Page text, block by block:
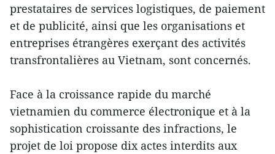
prestataires de services logistiques, de paiement
et de publicité, ainsi que les organisations et
entreprises étrangères exerçant des activités
transfrontalières au Vietnam, sont concernés.
Face à la croissance rapide du marché
vietnamien du commerce électronique et à la
sophistication croissante des infractions, le
projet de loi propose dix actes interdits aux